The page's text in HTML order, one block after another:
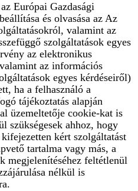
Európai Gazdasági
és olvasása az Az
valamint az
szolgáltatások egyes
az elektronikus
az információs
egyes kérdéseiről)
ha a felhasználó a
tájékoztatás alapján
üzemeltetője cookie-kat is
szükségesek ahhoz, hogy
kért szolgáltatást
tartalma vagy más, a
megjelenítéséhez feltétlenül
nélkül is